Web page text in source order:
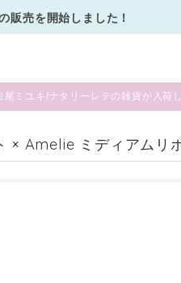
販売を開始しました！
尾ミユキ/ナタリーレテの雑貨が入荷
× Amelie ミディアムリ